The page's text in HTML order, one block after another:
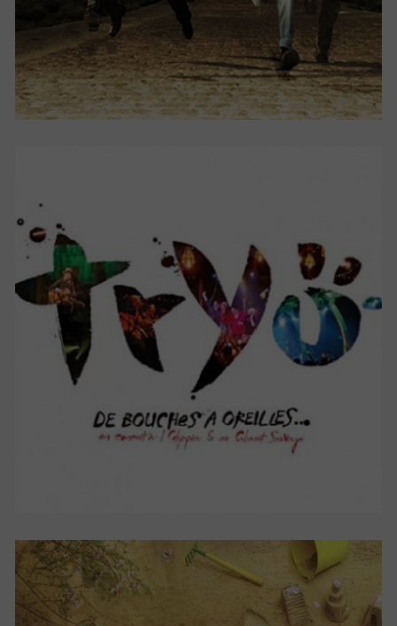
DE BOUCHES À OREILLES